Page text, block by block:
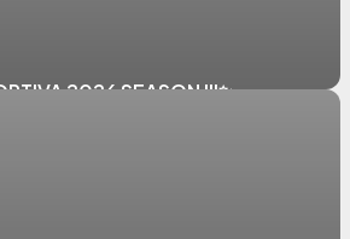
2026 SEASON III✨